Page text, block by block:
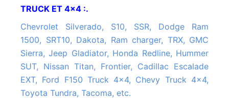
TRUCK ET 4x4 :.
Chevrolet Silverado, S10, SSR, Dodge Ram
1500, SRT10, Dakota, Ram charger, TRX, GMC
Sierra, Jeep Gladiator, Honda Redline, Hummer
SUT, Nissan Titan, Frontier, Cadillac Escalade
EXT, Ford F150 Truck 4x4, Chevy Truck 4x4,
Toyota Tundra, Tacoma, etc.